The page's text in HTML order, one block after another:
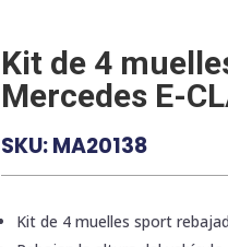
Kit de 4
Mercedes E-
SKU:MA20138
Kit de 4 muelles sport